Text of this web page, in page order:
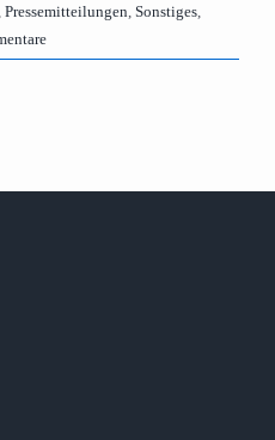
Pressemitteilungen, Sonstiges,